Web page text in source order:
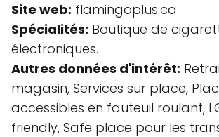
Site web: flamingoplus.ca
Spécialités: Boutique de
électroniques.
Autres données d'intérêt:
magasin, Services sur place,
accessibles en fauteuil roulant,
friendly, Safe place pour les